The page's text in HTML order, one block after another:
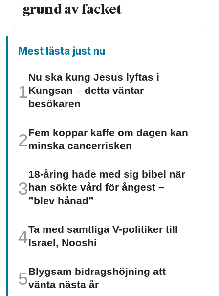
grund av facket
Mest lästa just nu
Nu ska kung Jesus lyftas i
Kungsan – detta väntar
besökaren
Fem koppar kaffe om dagen kan
minska cancer­risken
18-åring hade med sig bibel när
han sökte vård för ångest –
”blev hånad”
Ta med samtliga V-politiker till
Israel, Nooshi
Blygsam bidrags­höjning att
vänta nästa år